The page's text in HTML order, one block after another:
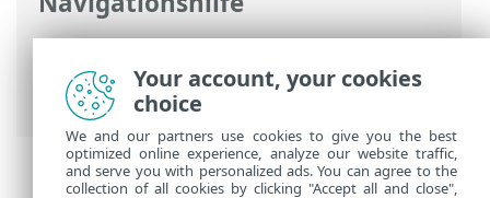
ESET Online-Hilfe>ESET PROTECT>Erste
Schritte>ESET PROTECT-Web-Konsole>
Tags
Your account, your cookies
choice
We and our partners use cookies to give you the best
optimized online experience, analyze our website traffic,
and serve you with personalized ads. You can agree to the
collection of all cookies by clicking "Accept all and close",